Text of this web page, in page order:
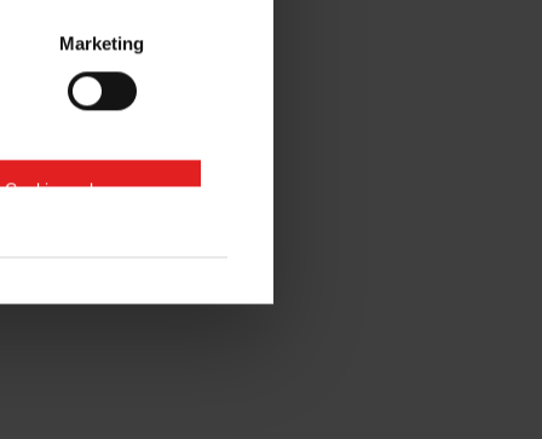
Marketing
Cookies zulassen